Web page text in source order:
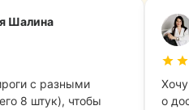
Шалина
с разными
8 штук), чтобы
о